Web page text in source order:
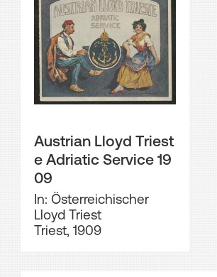
Austrian Lloyd Triest
e Adriatic Service 19
09
In: Österreichischer
Lloyd Triest
Triest, 1909